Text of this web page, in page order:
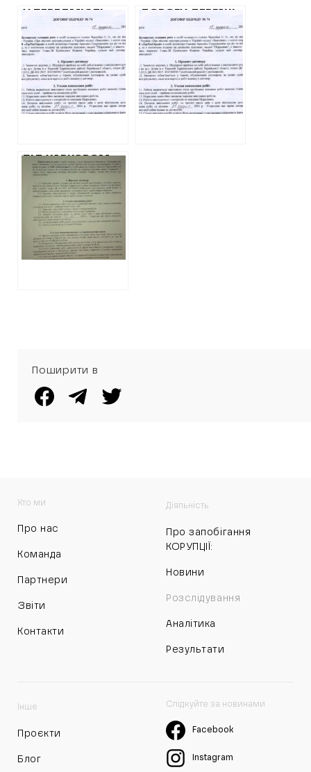
У ПЕРЕДМІСТІ
ХАРКОВА
ВИРІШИЛИ У
ГРУДНІ
ПЕРЕКИНУТИ
ГРОШЕЙ НА
РЕМОНТ ДОРІГ
ДОРОГУ ДЕРГАЧІ-
КОЗАЧА ЛОПАНЬ
ВІДРЕМОНТУЮТЬ
ЗА 19
МІЛЬЙОНІВ.
ЗАВДЯКИ
«ПРОЗОРРО»
ВАРТІСТЬ
ПІД ХАРКОВОМ,
НЕ ЗВАЖАЮЧИ НА
СНІГОПАД,
ЗБИРАЮТЬСЯ
РЕМОНТУВАТИ
ДОРОГУ
Поширити в
Хто ми
Про нас
Команда
Партнери
Звіти
Контакти
Діяльність
Про запобігання
КОРУПЦІЇ:
Новини
Розслідування
Аналітика
Результати
Інше
Проєкти
Блог
Слідкуйте за новинами
Facebook
Instagram